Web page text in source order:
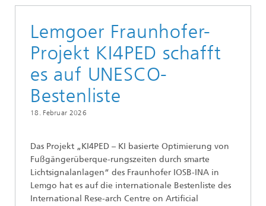
Lemgoer Fraunhofer-
Projekt KI4PED schafft
es auf UNESCO-
Bestenliste
18. Februar 2026
Das Projekt „KI4PED – KI basierte Optimierung von
Fußgängerüberque-rungszeiten durch smarte
Lichtsignalanlagen“ des Fraunhofer IOSB-INA in
Lemgo hat es auf die internationale Bestenliste des
International Rese-arch Centre on Artificial